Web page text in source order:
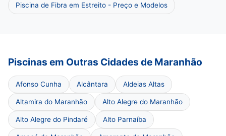
Piscina de Fibra em Estreito - Preço e Modelos
Piscinas em Outras Cidades de Maranhão
Afonso Cunha Alcântara Aldeias Altas
Altamira do Maranhão Alto Alegre do Maranhão
Alto Alegre do Pindaré Alto Parnaíba